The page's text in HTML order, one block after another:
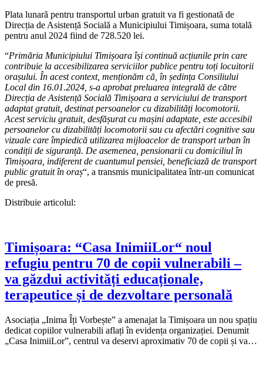
Plata lunară pentru transportul urban gratuit va fi gestionată de
Direcția de Asistență Socială a Municipiului Timișoara, suma totală
pentru anul 2024 fiind de 728.520 lei.
“Primăria Municipiului Timișoara își continuă acțiunile prin care
contribuie la accesibilizarea serviciilor publice pentru toți locuitorii
orașului. În acest context, menționăm că, în ședința Consiliului
Local din 16.01.2024, s-a aprobat preluarea integrală de către
Direcția de Asistență Socială Timișoara a serviciului de transport
adaptat gratuit, destinat persoanelor cu dizabilități locomotorii.
Acest serviciu gratuit, desfășurat cu mașini adaptate, este accesibil
persoanelor cu dizabilități locomotorii sau cu afectări cognitive sau
vizuale care împiedică utilizarea mijloacelor de transport urban în
condiții de siguranță. De asemenea, pensionarii cu domiciliul în
Timișoara, indiferent de cuantumul pensiei, beneficiază de transport
public gratuit în oraș“, a transmis municipalitatea într-un comunicat
de presă.
Distribuie articolul:
Timișoara: “Casa InimiiLor“ noul
refugiu pentru 70 de copii vulnerabili –
va găzdui activități educaționale,
terapeutice și de dezvoltare personală
Asociația „Inima Îți Vorbește” a amenajat la Timișoara un nou spațiu
dedicat copiilor vulnerabili aflați în evidența organizației. Denumit
„Casa InimiiLor”, centrul va deservi aproximativ 70 de copii și va…